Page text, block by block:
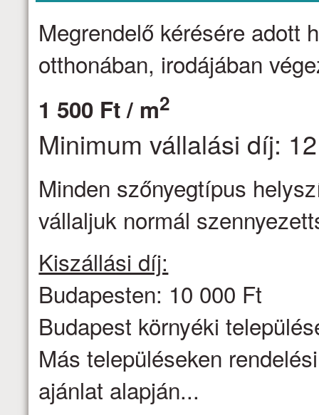
Megrendelő kérésére adott
otthonában, irodájában
1 500 Ft / m2
Minimum vállalási díj:
Minden szőnyegtípus
vállaljuk normál
Kiszállási díj:
Budapesten: 10 000 Ft
Budapest környéki
Más településeken
ajánlat alapján...